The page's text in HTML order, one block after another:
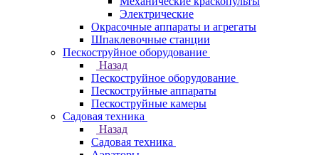
Электрические
Окрасочные аппараты и агрегаты
Шпаклевочные станции
Пескоструйное оборудование
Назад
Пескоструйное оборудование
Пескоструйные аппараты
Пескоструйные камеры
Садовая техника
Назад
Садовая техника